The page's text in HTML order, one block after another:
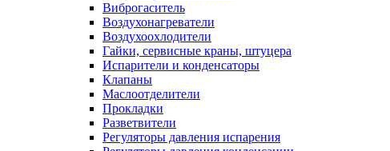
Виброгаситель
Воздухонагреватели
Воздухоохлодители
Гайки, сервисные краны, штуцера
Испарители и конденсаторы
Клапаны
Маслоотделители
Прокладки
Разветвители
Регуляторы давления испарения